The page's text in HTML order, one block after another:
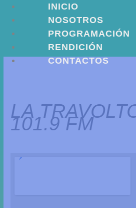
LA
101.9 FM
INICIO
NOSOTROS
PROGRAMACIÓN
RENDICIÓN
CONTACTOS